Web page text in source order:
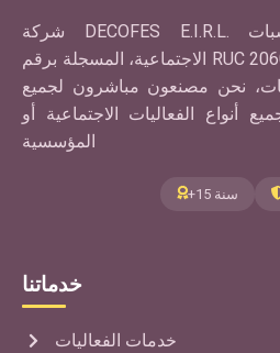
شركة DECOFES E.I.R.L. لتزيين الحفلات والمناسبات
الاجتماعية، المسجلة برقم RUC 20608890182، بخبرة تزيد عن
نحن مصنعون مباشرون لجميع
أنواع الفعاليات الاجتماعية أو
المؤسسية
+15 سنة
خدماتنا
خدمات الفعاليات